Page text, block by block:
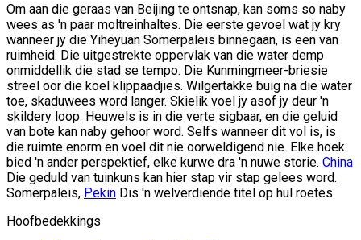
Om aan die geraas van Beijing te ontsnap, kan soms so naby
wees as 'n paar moltreinhaltes. Die eerste gevoel wat jy kry
wanneer jy die Yiheyuan Somerpaleis binnegaan, is een van
ruimheid. Die uitgestrekte oppervlak van die water demp
onmiddellik die stad se tempo. Die Kunmingmeer-briesie
streel oor die koel klippaadjies. Wilgertakke buig na die water
toe, skaduwees word langer. Skielik voel jy asof jy deur 'n
skildery loop. Heuwels is in die verte sigbaar, en die geluid
van bote kan naby gehoor word. Selfs wanneer dit vol is, is
die ruimte enorm en voel dit nie oorweldigend nie. Elke hoek
bied 'n ander perspektief, elke kurwe dra 'n nuwe storie. China
Die geduld van tuinkuns kan hier stap vir stap gelees word.
Somerpaleis, Pekin Dis 'n welverdiende titel op hul roetes.
Hoofbedekkings